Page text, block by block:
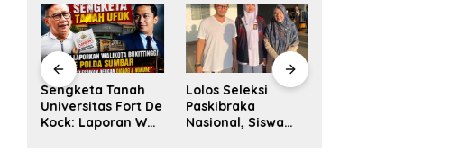
Sengketa Tanah
Universitas Fort De
Kock: Laporan Wali
Lolos Seleksi
Paskibraka
Nasional, Siswa